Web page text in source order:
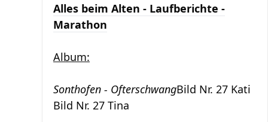
Alles beim Alten - Laufberichte -
Marathon
Album:
Sonthofen - OfterschwangBild Nr. 27 Kati
Bild Nr. 27 Tina